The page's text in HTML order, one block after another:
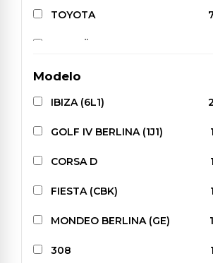
TOYOTA
CITROËN
PEUGEOT
BMW
MERCEDES-BENZ
NISSAN
KIA
AUDI
HYUNDAI
Modelo
IBIZA (6L1)
GOLF IV BERLINA (1J1)
CORSA D
FIESTA (CBK)
MONDEO BERLINA (GE)
308